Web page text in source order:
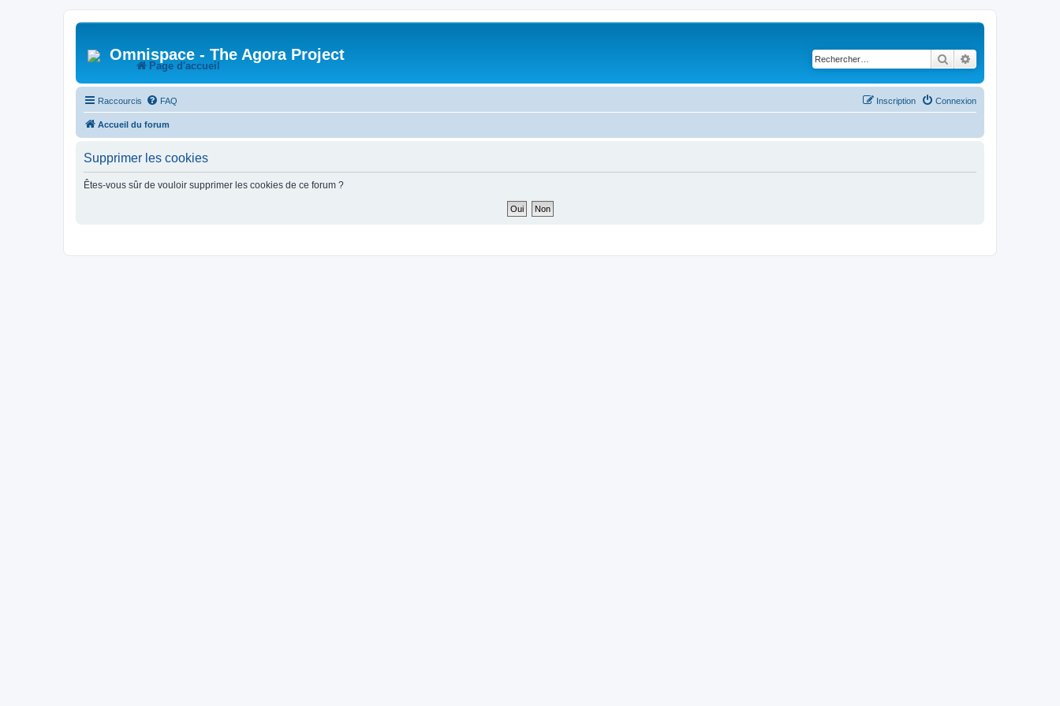
Omnispace - The Agora Project
Page d'accueil
Rechercher
Raccourcis FAQ Connexion
Inscription
Accueil du forum
Supprimer les cookies
Êtes-vous sûr de vouloir supprimer les cookies de ce forum ?